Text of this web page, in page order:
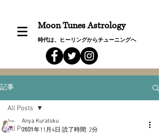
Moon Tunes Astrology
時代は、ヒーリングからチューニングへ
記事
All Posts
All Posts
Anya Kuratoku
2021年11月4日 読了時間: 2分